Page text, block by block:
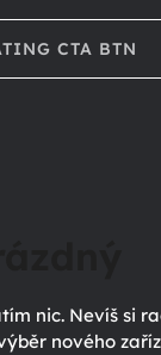
CTA BTN
nic. Nevíš si
nového